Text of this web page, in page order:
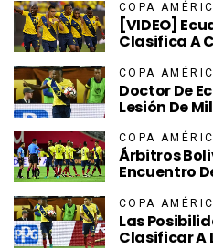
COPA
[VIDEO]
Clasifica A
COPA
Doctor De
Lesión De
COPA
Árbitros
Encuentro
COPA
Las
Clasificar A